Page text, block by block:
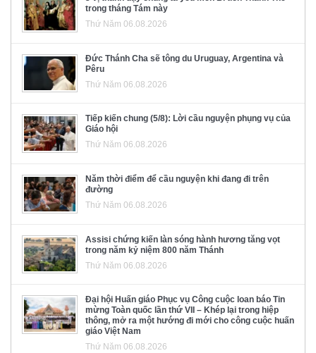
trong tháng Tám này
Thứ Năm 06.08.2026
Đức Thánh Cha sẽ tông du Uruguay, Argentina và
Pêru
Thứ Năm 06.08.2026
Tiếp kiến chung (5/8): Lời cầu nguyện phụng vụ của
Giáo hội
Thứ Năm 06.08.2026
Năm thời điểm để cầu nguyện khi đang đi trên
đường
Thứ Năm 06.08.2026
Assisi chứng kiến làn sóng hành hương tăng vọt
trong năm kỷ niệm 800 năm Thánh
Thứ Năm 06.08.2026
Đại hội Huấn giáo Phục vụ Công cuộc loan báo Tin
mừng Toàn quốc lần thứ VII – Khép lại trong hiệp
thông, mở ra một hướng đi mới cho công cuộc huấn
giáo Việt Nam
Thứ Năm 06.08.2026